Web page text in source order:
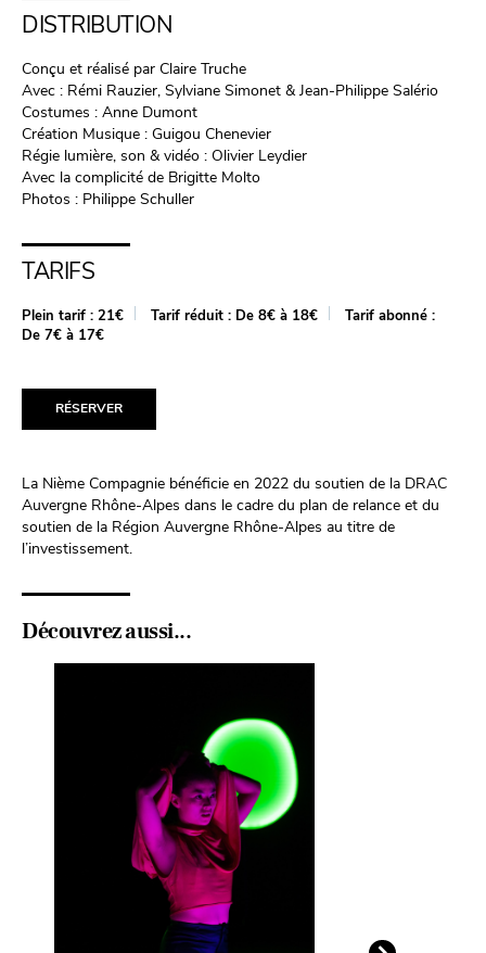
DISTRIBUTION
Conçu et réalisé par Claire Truche
Avec : Rémi Rauzier, Sylviane Simonet & Jean-Philippe Salério
Costumes : Anne Dumont
Création Musique : Guigou Chenevier
Régie lumière, son & vidéo : Olivier Leydier
Avec la complicité de Brigitte Molto
Photos : Philippe Schuller
TARIFS
Plein tarif : 21€ Tarif réduit : De 8€ à 18€
Tarif abonné :
De 7€ à 17€
RÉSERVER
La Nième Compagnie bénéficie en 2022 du soutien de la DRAC
Auvergne Rhône-Alpes dans le cadre du plan de relance et du
soutien de la Région Auvergne Rhône-Alpes au titre de
l’investissement.
Découvrez aussi...